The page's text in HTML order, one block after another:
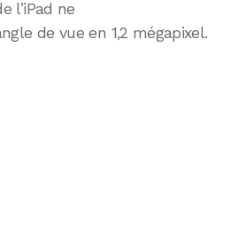
l’iPad ne
de vue en 1,2 mégapixel.